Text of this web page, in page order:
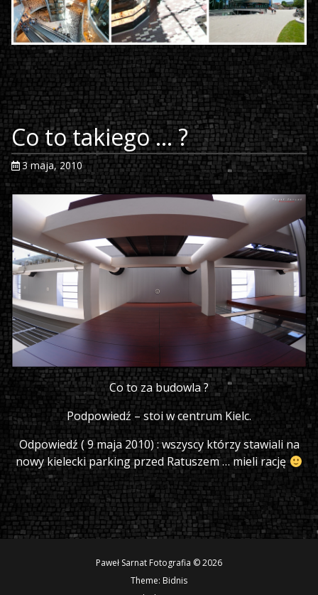
Co to takiego … ?
3 maja, 2010
Co to za budowla ?
Podpowiedź – stoi w centrum Kielc.
Odpowiedź ( 9 maja 2010) : wszyscy którzy stawiali na
nowy kielecki parking przed Ratuszem … mieli rację
Paweł Sarnat Fotografia © 2026
Theme: Bidnis